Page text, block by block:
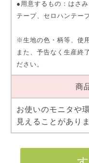
●用意するもの：はさ
テープ、セロハンテー
※生地の色・柄等、使
また、予告なく生産終
ださい。
商
お使いのモニタや
見えることがあり